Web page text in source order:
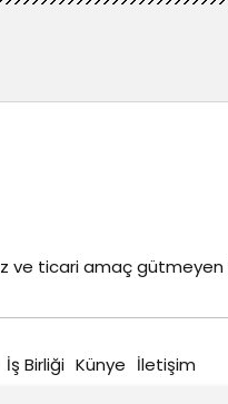
ve ticari amaç
İş Birliği Künye İletişim